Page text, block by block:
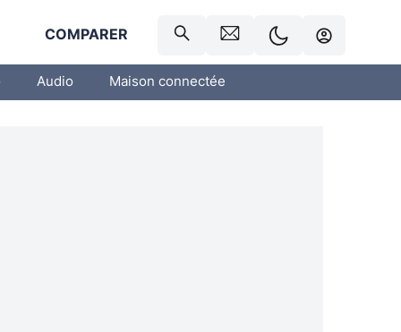
COMPARER
Audio Maison connectée